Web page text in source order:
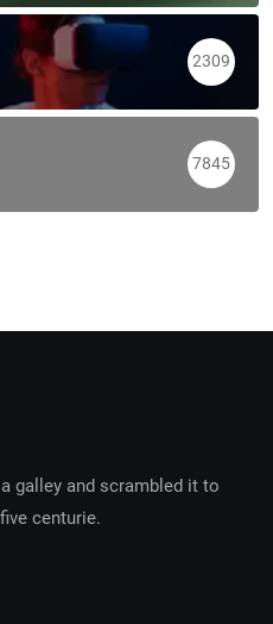
2309
7845
galley and scrambled it to
centurie.